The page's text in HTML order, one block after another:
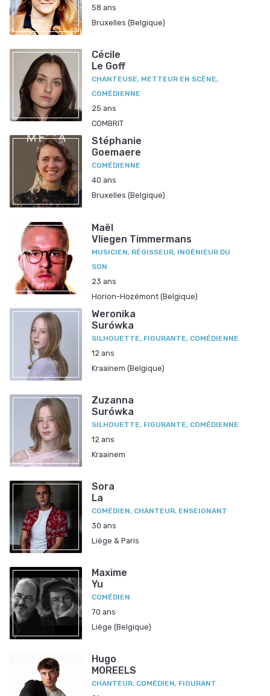
58 ans
Bruxelles (Belgique)
Cécile
Le Goff
CHANTEUSE, METTEUR EN SCÈNE,
COMÉDIENNE
25 ans
COMBRIT
Stéphanie
Goemaere
COMÉDIENNE
40 ans
Bruxelles (Belgique)
Maël
Vliegen Timmermans
MUSICIEN, RÉGISSEUR, INGÉNIEUR DU
SON
23 ans
Horion-Hozémont (Belgique)
Weronika
Surówka
SILHOUETTE, FIGURANTE, COMÉDIENNE
12 ans
Kraainem (Belgique)
Zuzanna
Surówka
SILHOUETTE, FIGURANTE, COMÉDIENNE
12 ans
Kraainem
Sora
La
COMÉDIEN, CHANTEUR, ENSEIGNANT
30 ans
Liège & Paris
Maxime
Yu
COMÉDIEN
70 ans
Liège (Belgique)
Hugo
MOREELS
CHANTEUR, COMÉDIEN, FIGURANT